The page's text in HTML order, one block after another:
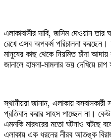
এলাকাবাসীর দাবি, জসিম দেওয়ান তার
রেখে এসব অপকর্ম পরিচালনা
মানুষের কাছ থেকে নিয়মিত চাঁদা
জানালে হামলা-মামলার ভয় দেখিয়ে চাপ
স্থানীয়রা জানান, এলাকায়
প্রতিবাদ করার সাহস পাচ্ছেন না।
এমনকি মারধরের মতো ঘটনাও ঘটছে
এলাকায় এক ধরনের নীরব আতঙ্ক